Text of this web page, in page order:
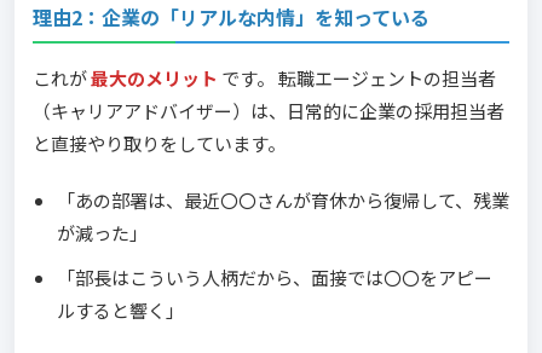
理由2：企業の「リアルな内情」を知っている
これが最大のメリット です。 転職エージェントの担当者
（キャリアアドバイザー）は、日常的に企業の採用担当者
と直接やり取りをしています。
「あの部署は、最近〇〇さんが育休から復帰して、残業
が減った」
「部長はこういう人柄だから、面接では〇〇をアピー
ルすると響く」